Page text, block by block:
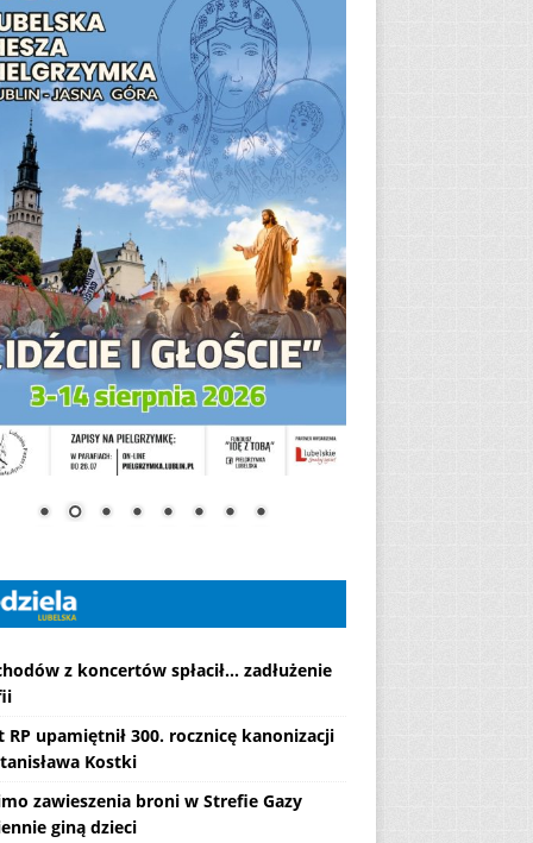
z koncertów spłacił... zadłużenie
RP upamiętnił 300. rocznicę kanonizacji
Kostki
zawieszenia broni w Strefie Gazy
giną dzieci